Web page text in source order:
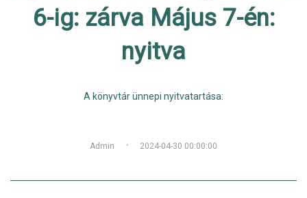
6-ig: zárva Május 7-én:
nyitva
A könyvtár ünnepi nyitvatartása:
Admin · 2024-04-30 00:00:00